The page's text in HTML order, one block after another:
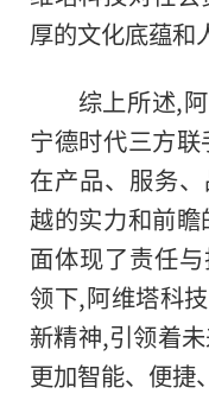
厚的文化底蕴和
综上所述,
宁德时代三方
在产品、服务
越的实力和前
面体现了责任
领下,阿维塔科
新精神,引领着
更加智能、便捷